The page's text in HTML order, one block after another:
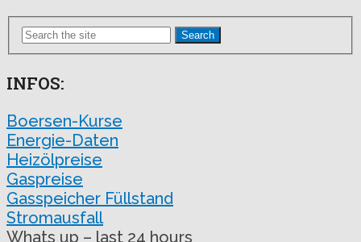
Search
INFOS:
Boersen-Kurse
Energie-Daten
Heizölpreise
Gaspreise
Gasspeicher Füllstand
Stromausfall
Whats up – last 24 hours